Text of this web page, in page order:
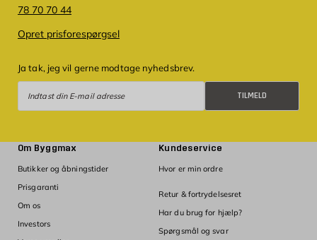
78 70 70 44
Opret prisforespørgsel
Ja tak, jeg vil gerne modtage nyhedsbrev.
TILMELD
Om Byggmax
Butikker og åbningstider
Prisgaranti
Om os
Investors
Kundeservice
Hvor er min ordre
Retur & fortrydelsesret
Har du brug for hjælp?
Spørgsmål og svar